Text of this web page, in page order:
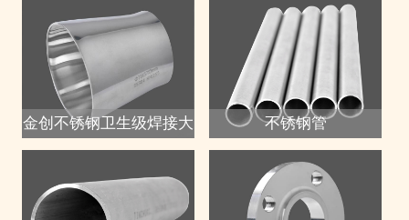
联系我们
信息中心
金创不锈钢卫生级焊接大 不锈钢管